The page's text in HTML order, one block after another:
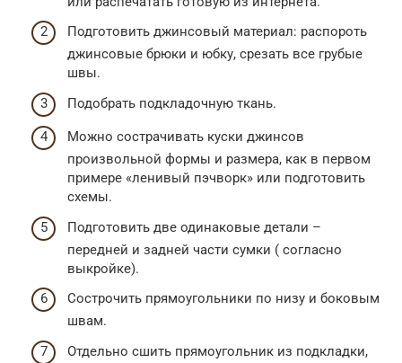
Подготовить джинсовый материал: распороть
джинсовые брюки и юбку, срезать все грубые
швы.
Подобрать подкладочную ткань.
Можно сострачивать куски джинсов
произвольной формы и размера, как в первом
примере «ленивый пэчворк» или подготовить
схемы.
Подготовить две одинаковые детали –
передней и задней части сумки ( согласно
выкройке).
Сострочить прямоугольники по низу и боковым
швам.
Отдельно сшить прямоугольник из подкладки,